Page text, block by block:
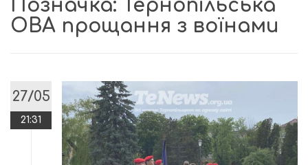
Позначка: Тернопільська
ОВА прощання з воїнами
27/05
21:31